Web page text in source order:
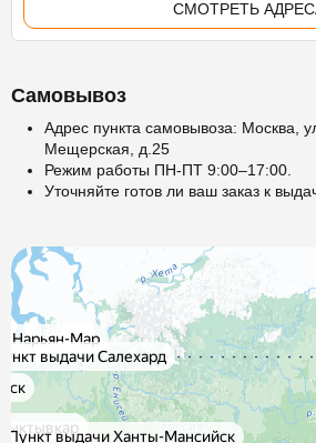
СМОТРЕТЬ
Самовывоз
Адрес пункта самовывоза: Москва,
Мещерская, д.25
Режим работы ПН-ПТ 9:00–17:00.
Уточняйте готов ли ваш заказ к